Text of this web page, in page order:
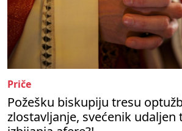
Priče
Požešku biskupiju tresu
zlostavljanje, svećenik udaljen